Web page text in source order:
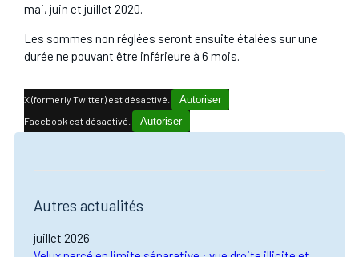
mai, juin et juillet 2020.
Les sommes non réglées seront ensuite étalées sur une
durée ne pouvant être inférieure à 6 mois.
X (formerly Twitter) est désactivé. Autoriser
Facebook est désactivé. Autoriser
Autres actualités
juillet 2026